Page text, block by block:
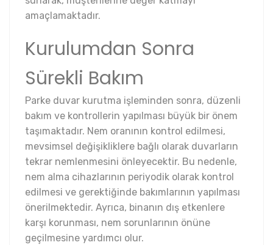
amaçlamaktadır.
Kurulumdan Sonra
Sürekli Bakım
Parke duvar kurutma işleminden sonra, düzenli
bakım ve kontrollerin yapılması büyük bir önem
taşımaktadır. Nem oranının kontrol edilmesi,
mevsimsel değişikliklere bağlı olarak duvarların
tekrar nemlenmesini önleyecektir. Bu nedenle,
nem alma cihazlarının periyodik olarak kontrol
edilmesi ve gerektiğinde bakımlarının yapılması
önerilmektedir. Ayrıca, binanın dış etkenlere
karşı korunması, nem sorunlarının önüne
geçilmesine yardımcı olur.